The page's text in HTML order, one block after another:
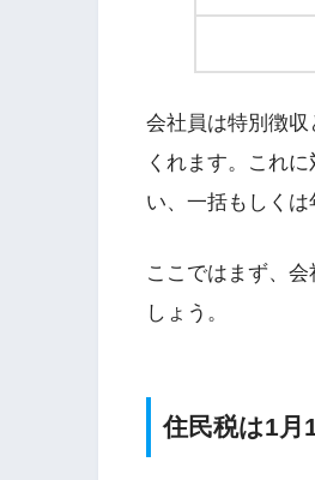
会社員は特別徴
くれます。これ
い、一括もしくは
ここではまず、
しょう。
住民税は1月